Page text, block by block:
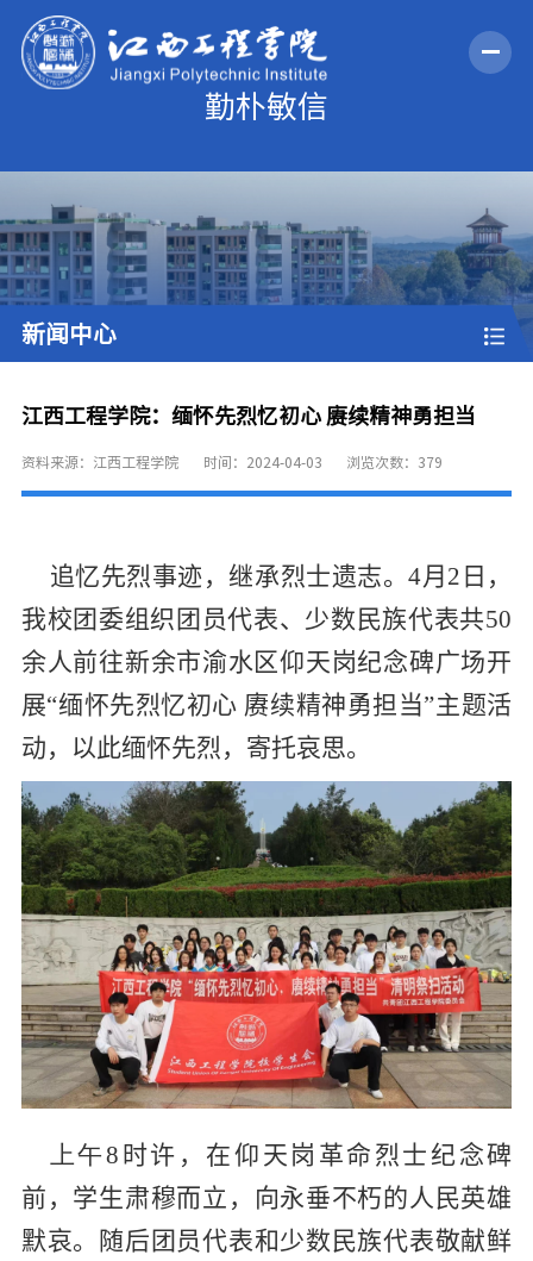
新闻中心
江西工程学院：缅怀先烈忆初心 赓续精神勇担当
资料来源：江西工程学院 时间：2024-04-03 浏览次数： 379
追忆先烈事迹，继承烈士遗志。4月 2 日，
我校团委组织团员代表、 少数民族代表共50
余人前往新余市渝水区仰天岗纪念碑广场开
展“缅怀先烈忆初心 赓续精神勇担当”主题活
动，以此缅怀先烈，寄托哀思。
上午8 时许 ，在仰天岗革命烈士纪念碑
前， 学生肃穆而立，
向永垂不朽的人民英雄
默哀。随后团员代表和少数民族代表敬献鲜